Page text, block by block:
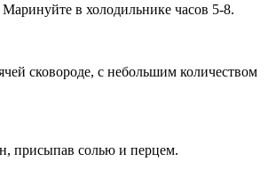
в холодильнике часов 5-8.
сковороде, с небольшим количеством
присыпав солью и перцем.